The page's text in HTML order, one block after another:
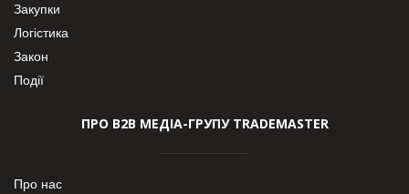
Закупки
Логістика
Закон
Події
ПРО В2В МЕДІА-ГРУПУ TRADEMASTER
Про нас